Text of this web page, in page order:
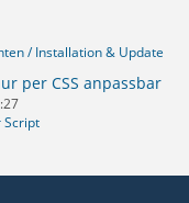
/ Installation & Update
per CSS anpassbar
Script